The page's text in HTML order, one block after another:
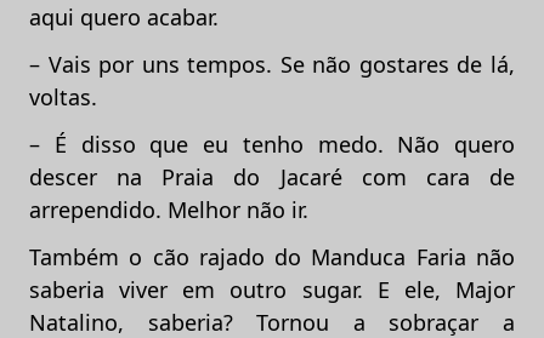
aqui quero acabar.
– Vais por uns tempos. Se não gostares de lá,
voltas.
– É disso que eu tenho medo. Não quero
descer na Praia do Jacaré com cara de
arrependido. Melhor não ir.
Também o cão rajado do Manduca Faria não
saberia viver em outro sugar. E ele, Major
Natalino, saberia? Tornou a sobraçar a